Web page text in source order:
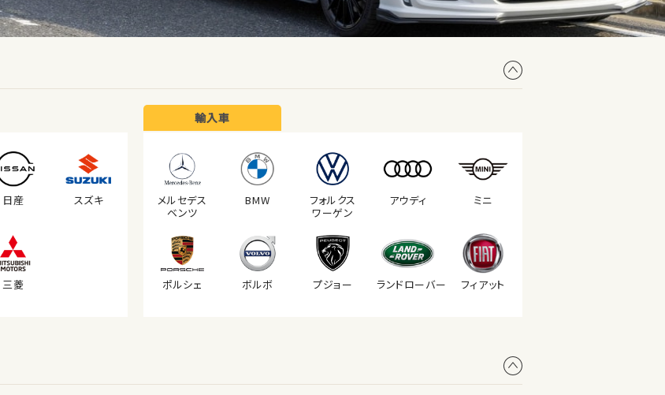
日産 スズキ
三菱
輸入車
メルセデス
ベンツ
BMW
フォルクス
ワーゲン
アウディ ミニ
ポルシェ ボルボ プジョー ランドローバー フィアット